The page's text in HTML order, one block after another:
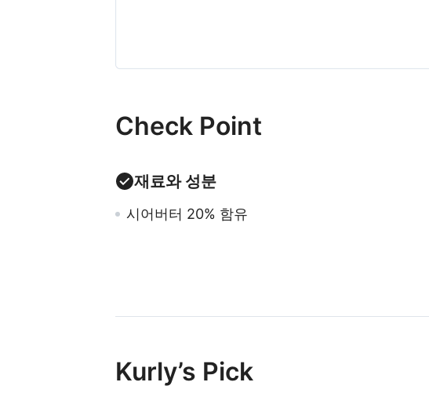
Check Point
재료와 성분
시어버터 20% 함유
Kurly’s Pick